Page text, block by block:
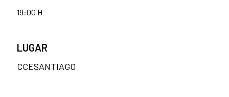
19:00 H
LUGAR
CCESANTIAGO